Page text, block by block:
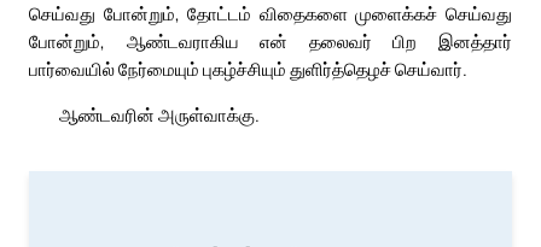
செய்வது போன்றும், தோட்டம் விதைகளை முளைக்கச் செய்வது
போன்றும், ஆண்டவராகிய என் தலைவர் பிற இனத்தார்
பார்வையில் நேர்மையும் புகழ்ச்சியும் துளிர்த்தெழச் செய்வார்.
ஆண்டவரின் அருள்வாக்கு.